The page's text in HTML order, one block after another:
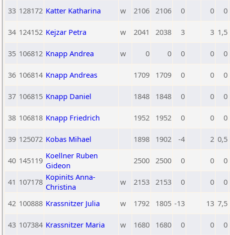
33 128172 Katter Katharina w 2106 2106 0 0 0
34 124152 Kejzar Petra w 2041 2038 3 3 1,5
35 106812 Knapp Andrea w 0 0 0 0 0
36 106814 Knapp Andreas 1709 1709 0 0 0
37 106815 Knapp Daniel 1848 1848 0 0 0
38 106818 Knapp Friedrich 1952 1952 0 0 0
39 125072 Kobas Mihael 1898 1902 -4 2 0,5
40 145119 Koellner Ruben
Gideon
2500 2500 0 0 0
41 107178 Kopinits Anna-
Christina
w 2153 2153 0 0 0
42 100888 Krassnitzer Julia w 1792 1805 -13 13 7,5
43 107384 Krassnitzer Maria w 1680 1680 0 0 0